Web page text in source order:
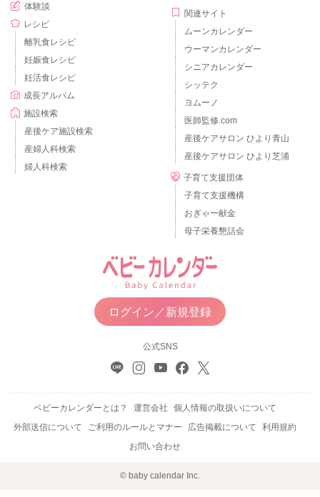
体験談
レシピ
離乳食レシピ
妊娠食レシピ
妊活食レシピ
成長アルバム
施設検索
産後ケア施設検索
産婦人科検索
婦人科検索
関連サイト
ムーンカレンダー
ウーマンカレンダー
シニアカレンダー
シッテク
ヨムーノ
医師監修.com
産後ケアサロン ひより青山
産後ケアサロン ひより芝浦
子育て支援団体
子育て支援機構
おぎゃー献金
母子栄養懇話会
ログイン／新規登録
公式SNS
ベビーカレンダーとは？ 運営会社
個人情報の取扱いについて
外部送信について
ご利用のルールとマナー 広告掲載について
利用規約
お問い合わせ
© baby calendar Inc.